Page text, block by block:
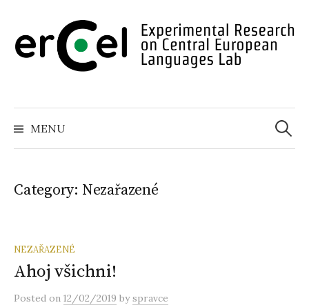
content
MENU
Search
for:
Category: Nezařazené
NEZAŘAZENÉ
Ahoj všichni!
Posted on 12/02/2019 byspravce